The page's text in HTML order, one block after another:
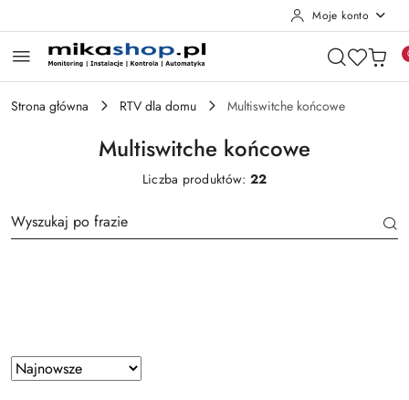
Moje konto
Strona główna RTV dla domu Multiswitche końcowe
Multiswitche końcowe
Liczba produktów: 22
Zastosowano
sortowanie:
Sortuj
według